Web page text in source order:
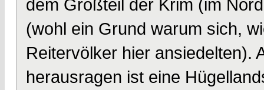
dem Großteil der Krim (im
(wohl ein Grund warum sich,
Reitervölker hier ansiedelten).
herausragen ist eine